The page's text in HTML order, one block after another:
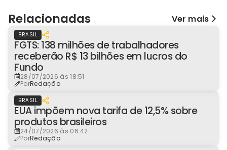
Relacionadas Ver mais
BRASIL
FGTS: 138 milhões de trabalhadores
receberão R$ 13 bilhões em lucros do
Fundo
28/07/2026 às 18:51
PorRedação
BRASIL
EUA impõem nova tarifa de 12,5% sobre
produtos brasileiros
24/07/2026 às 06:42
PorRedação